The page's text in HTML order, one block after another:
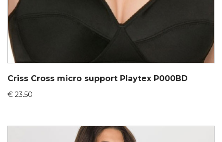
Criss Cross micro support Playtex P000BD
€ 23.50